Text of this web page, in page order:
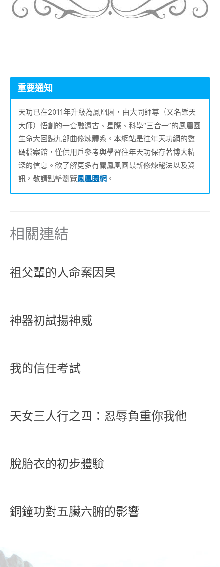
重要通知
天功已在2011年升級為鳳凰園，由大同師尊（又名樂天
大師）悟創的一套融遠古、星際、科學“三合一”的鳳凰園
生命大回歸九部曲修煉體系。本網站是往年天功網的數
碼檔案館，僅供用戶參考與學習往年天功保存著博大精
深的信息。欲了解更多有關鳳凰園最新修煉秘法以及資
訊，敬請點擊瀏覽鳳凰園網 。
相關連結
祖父輩的人命案因果
神器初試揚神威
我的信任考試
天女三人行之四：忍辱負重你我他
脫胎衣的初步體驗
銅鐘功對五臟六腑的影響